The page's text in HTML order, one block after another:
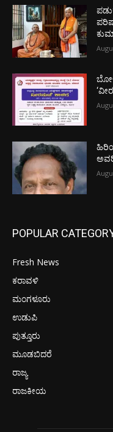
POPULAR
Fresh News
ಕರಾವಳಿ
ಮಂಗಳೂರು
ಉಡುಪಿ
ಪುತ್ತೂರು
ಮೂಡಬಿದರೆ
ರಾಜ್ಯ
ರಾಜಕೀಯ